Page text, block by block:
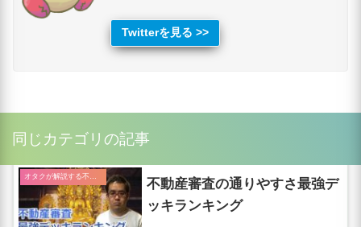
Twitterを見る >>
同じカテゴリの記事
オタクが解説する不動産の闇ブログ
不動産審査の通りやすさ最強デ
ッキランキング